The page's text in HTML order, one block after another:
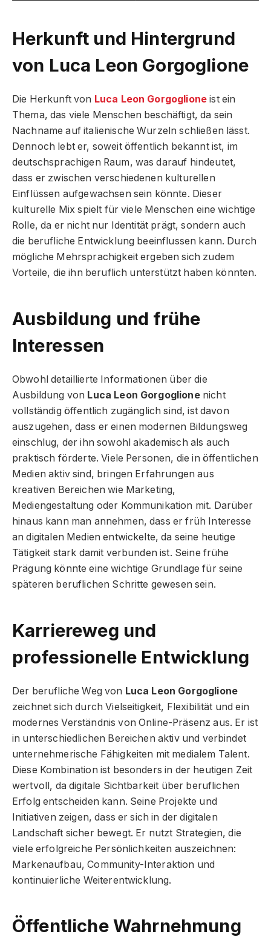
Herkunft und Hintergrund
von Luca Leon Gorgoglione
Die Herkunft von Luca Leon Gorgoglione ist ein
Thema, das viele Menschen beschäftigt, da sein
Nachname auf italienische Wurzeln schließen lässt.
Dennoch lebt er, soweit öffentlich bekannt ist, im
deutschsprachigen Raum, was darauf hindeutet,
dass er zwischen verschiedenen kulturellen
Einflüssen aufgewachsen sein könnte. Dieser
kulturelle Mix spielt für viele Menschen eine wichtige
Rolle, da er nicht nur Identität prägt, sondern auch
die berufliche Entwicklung beeinflussen kann. Durch
mögliche Mehrsprachigkeit ergeben sich zudem
Vorteile, die ihn beruflich unterstützt haben könnten.
Ausbildung und frühe
Interessen
Obwohl detaillierte Informationen über die
Ausbildung von Luca Leon Gorgoglionenicht
vollständig öffentlich zugänglich sind, ist davon
auszugehen, dass er einen modernen Bildungsweg
einschlug, der ihn sowohl akademisch als auch
praktisch förderte. Viele Personen, die in öffentlichen
Medien aktiv sind, bringen Erfahrungen aus
kreativen Bereichen wie Marketing,
Mediengestaltung oder Kommunikation mit. Darüber
hinaus kann man annehmen, dass er früh Interesse
an digitalen Medien entwickelte, da seine heutige
Tätigkeit stark damit verbunden ist. Seine frühe
Prägung könnte eine wichtige Grundlage für seine
späteren beruflichen Schritte gewesen sein.
Karriereweg und
professionelle Entwicklung
Der berufliche Weg von Luca Leon Gorgoglione
zeichnet sich durch Vielseitigkeit, Flexibilität und ein
modernes Verständnis von Online-Präsenz aus. Er ist
in unterschiedlichen Bereichen aktiv und verbindet
unternehmerische Fähigkeiten mit medialem Talent.
Diese Kombination ist besonders in der heutigen Zeit
wertvoll, da digitale Sichtbarkeit über beruflichen
Erfolg entscheiden kann. Seine Projekte und
Initiativen zeigen, dass er sich in der digitalen
Landschaft sicher bewegt. Er nutzt Strategien, die
viele erfolgreiche Persönlichkeiten auszeichnen:
Markenaufbau, Community-Interaktion und
kontinuierliche Weiterentwicklung.
Öffentliche Wahrnehmung